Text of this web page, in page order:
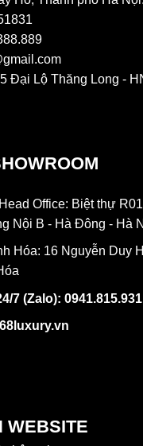
Đại Lộ Thăng Long -
Office: Biệt thự
Nội B - Hà Đông - Hà
Hóa: 16 Nguyễn Duy
7 (Zalo): 0941.815.931
WEBSITE